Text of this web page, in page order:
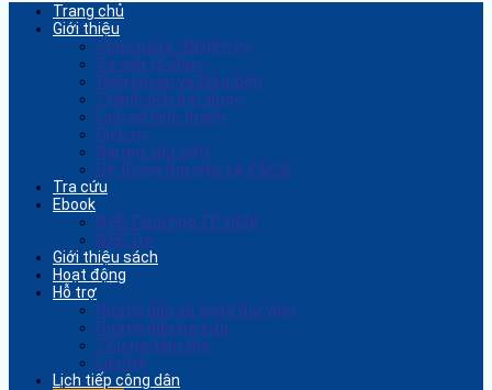
Trang chủ
Giới thiệu
Chức năng - Nhiệm vụ
Cơ cấu tổ chức
Điều khoản và Điều kiện
Thành tích đạt được
Lịch sử hình thành
Dịch vụ
Nội quy thư viện
Hệ thống thư viện xã, PĐCS
Tra cứu
Ebook
NXB Tổng hợp TP. HCM
NXB Trẻ
Giới thiệu sách
Hoạt động
Hỗ trợ
Hướng dẫn sử dụng thư viện
Hướng dẫn tra cứu
Thủ tục làm thẻ
Liên hệ
Lịch tiếp công dân